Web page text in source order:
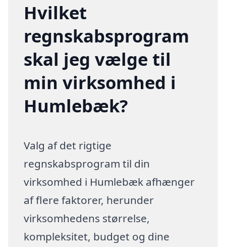
Hvilket
regnskabsprogram
skal jeg vælge til
min virksomhed i
Humlebæk?
Valg af det rigtige
regnskabsprogram til din
virksomhed i Humlebæk afhænger
af flere faktorer, herunder
virksomhedens størrelse,
kompleksitet, budget og dine